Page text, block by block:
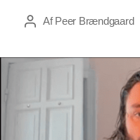
Indlægsforfatter
AfPeer Brændgaard